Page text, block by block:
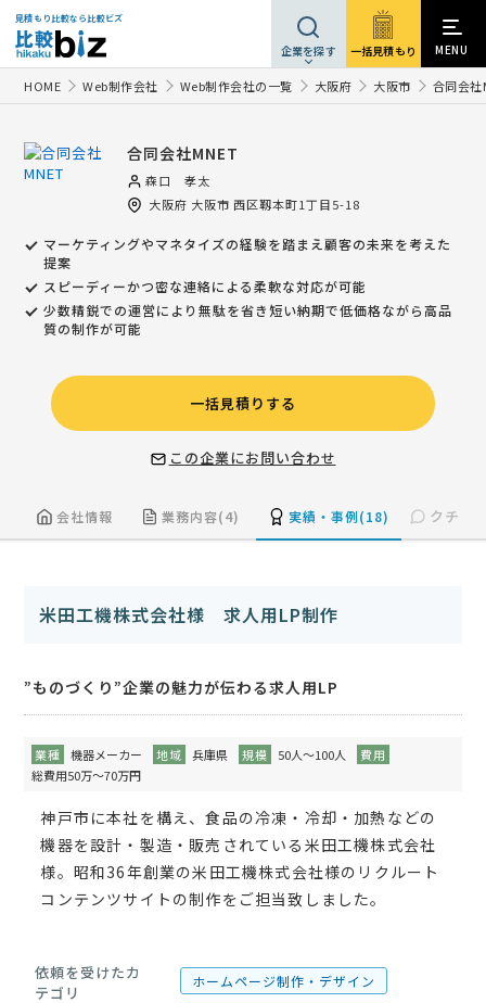
見積もり比較なら比較ビズ
企業を探す 一括見積もり MENU
HOME Web制作会社 Web制作会社の一覧 大阪府 大阪市 合同会社
合同会社MNET
森口 孝太
大阪府 大阪市 西区靱本町1丁目5-18
マーケティングやマネタイズの経験を踏まえ顧客の未来を考えた
提案
スピーディーかつ密な連絡による柔軟な対応が可能
少数精鋭での運営により無駄を省き短い納期で低価格ながら高品
質の制作が可能
一括見積りする
この企業にお問い合わせ
会社情報 業務内容(4) 実績・事例(18) クチコ
米田工機株式会社様 求人用LP制作
”ものづくり”企業の魅力が伝わる求人用LP
業種 機器メーカー 地域 兵庫県 規模 50人～100人
費用
総費用50万～70万円
神戸市に本社を構え、食品の冷凍・冷却・加熱などの
機器を設計・製造・販売されている米田工機株式会社
様。昭和36年創業の米田工機株式会社様のリクルート
コンテンツサイトの制作をご担当致しました。
依頼を受けたカ
テゴリ
ホームページ制作・デザイン